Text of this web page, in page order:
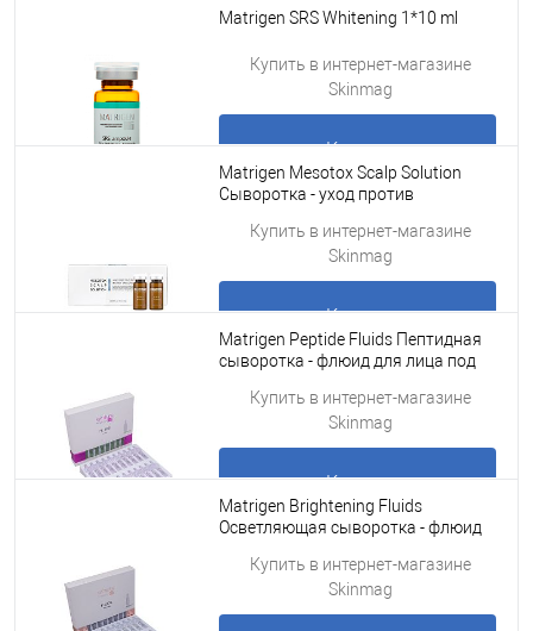
Подробнее
Matrigen SRS Whitening 1*10 ml
Купить в интернет-магазине
Skinmag
Купить
Подробнее
Matrigen Mesotox Scalp Solution
Сыворотка - уход против
Купить в интернет-магазине
Skinmag
Купить
Подробнее
Matrigen Peptide Fluids Пептидная
сыворотка - флюид для лица под
Купить в интернет-магазине
Skinmag
Купить
Подробнее
Matrigen Brightening Fluids
Осветляющая сыворотка - флюид
и дермапе
Купить в интернет-магазине
Skinmag